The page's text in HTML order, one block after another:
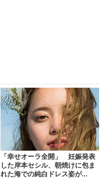
「幸せオーラ全開」 妊娠発表
した岸本セシル、朝焼けに包ま
れた海での純白ドレス姿が...